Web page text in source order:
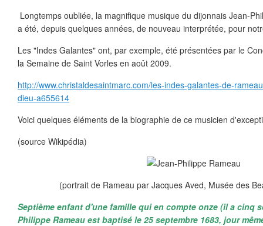
Longtemps oubliée, la magnifique musique du dijonnais Jean-
a été, depuis quelques années, de nouveau interprétée, pour
Les "Indes Galantes" ont, par exemple, été présentées par le
la Semaine de Saint Vorles en août 2009.
http://www.christaldesaintmarc.com/les-indes-galantes-de-
dieu-a655614
Voici quelques éléments de la biographie de ce musicien
(source Wikipédia)
(portrait de Rameau par Jacques Aved, Musée des
Septième enfant d'une famille qui en compte onze (il a cinq
Philippe Rameau est baptisé le 25 septembre 1683, jour